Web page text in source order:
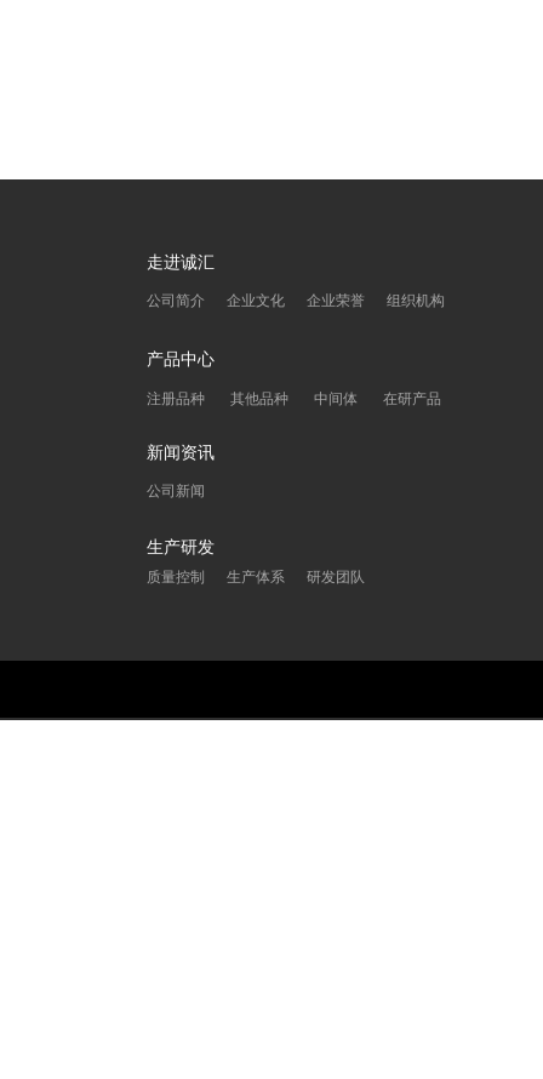
新闻资讯
注册品种 其他品种 中间体 在研产品
公司新闻
走进诚汇
产品中心
生产研发
质量控制 生产体系 研发团队
公司简介 企业文化 企业荣誉 组织机构